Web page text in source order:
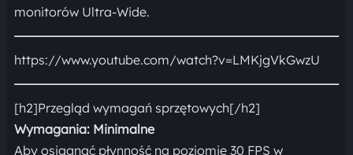
monitorów Ultra-Wide.
https://www.youtube.com/watch?v=LMKjgVkGwzU
[h2]Przegląd wymagań sprzętowych[/h2]
Wymagania: Minimalne
Aby osiągnąć płynność na poziomie 30 FPS w